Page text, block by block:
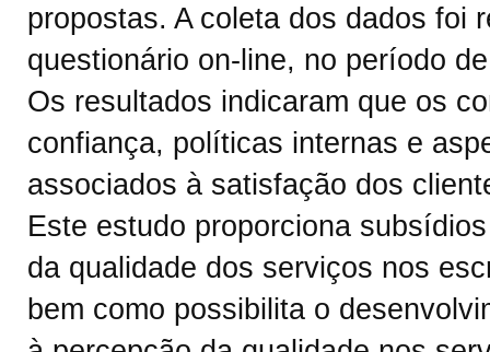
propostas. A coleta dos dados foi
questionário on-line, no período
Os resultados indicaram que os
confiança, políticas internas e
associados à satisfação dos
Este estudo proporciona
da qualidade dos serviços nos
bem como possibilita o